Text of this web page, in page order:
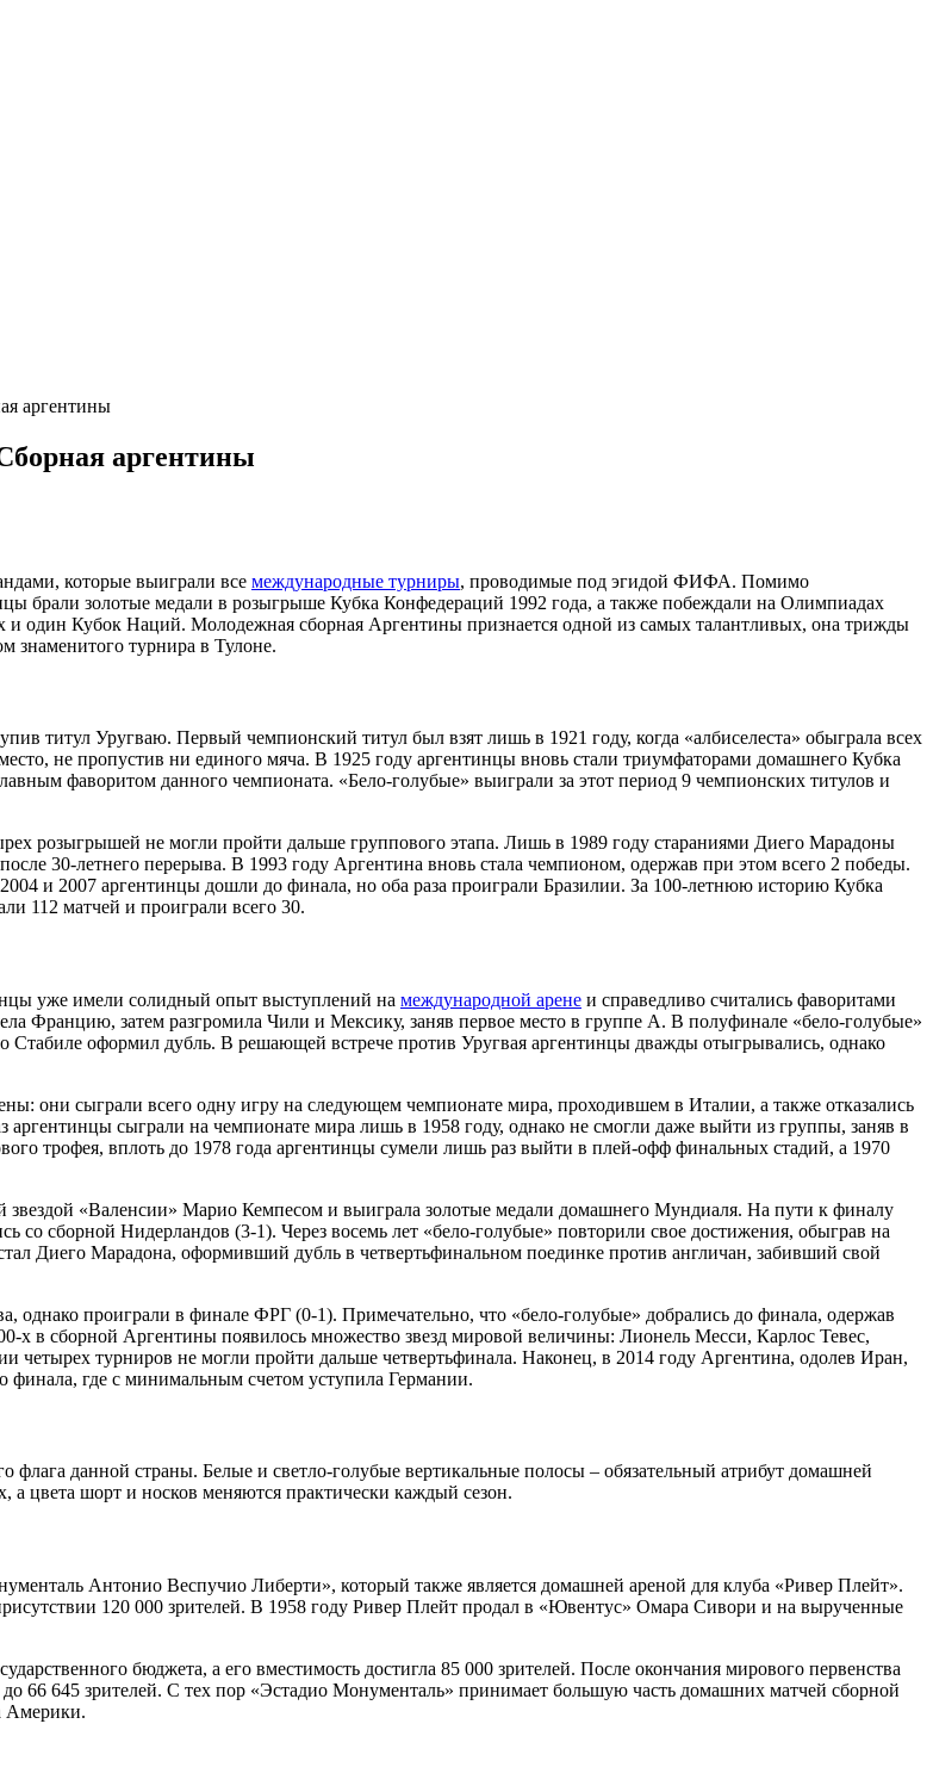
аргентины
аргентины
которые выиграли все международные турниры, проводимые под эгидой ФИФА. Помимо
брали золотые медали в розыгрыше Кубка Конфедераций 1992 года, а также побеждали на Олимпиадах
и один Кубок Наций. Молодежная сборная Аргентины признается одной из самых талантливых, она трижды
знаменитого турнира в Тулоне.
титул Уругваю. Первый чемпионский титул был взят лишь в 1921 году, когда «албиселеста» обыграла всех
не пропустив ни единого мяча. В 1925 году аргентинцы вновь стали триумфаторами домашнего Кубка
фаворитом данного чемпионата. «Бело-голубые» выиграли за этот период 9 чемпионских титулов и
розыгрышей не могли пройти дальше группового этапа. Лишь в 1989 году стараниями Диего Марадоны
30-летнего перерыва. В 1993 году Аргентина вновь стала чемпионом, одержав при этом всего 2 победы.
и 2007 аргентинцы дошли до финала, но оба раза проиграли Бразилии. За 100-летнюю историю Кубка
112 матчей и проиграли всего 30.
уже имели солидный опыт выступлений на международной арене и справедливо считались фаворитами
Францию, затем разгромила Чили и Мексику, заняв первое место в группе A. В полуфинале «бело-голубые»
оформил дубль. В решающей встрече против Уругвая аргентинцы дважды отыгрывались, однако
они сыграли всего одну игру на следующем чемпионате мира, проходившем в Италии, а также отказались
сыграли на чемпионате мира лишь в 1958 году, однако не смогли даже выйти из группы, заняв в
трофея, вплоть до 1978 года аргентинцы сумели лишь раз выйти в плей-офф финальных стадий, а 1970
звездой «Валенсии» Марио Кемпесом и выиграла золотые медали домашнего Мундиаля. На пути к финалу
сборной Нидерландов (3-1). Через восемь лет «бело-голубые» повторили свое достижения, обыграв на
Диего Марадона, оформивший дубль в четвертьфинальном поединке против англичан, забивший свой
однако проиграли в финале ФРГ (0-1). Примечательно, что «бело-голубые» добрались до финала, одержав
х в сборной Аргентины появилось множество звезд мировой величины: Лионель Месси, Карлос Тевес,
четырех турниров не могли пройти дальше четвертьфинала. Наконец, в 2014 году Аргентина, одолев Иран,
где с минимальным счетом уступила Германии.
флага данной страны. Белые и светло-голубые вертикальные полосы – обязательный атрибут домашней
а цвета шорт и носков меняются практически каждый сезон.
Антонио Веспучио Либерти», который также является домашней ареной для клуба «Ривер Плейт».
120 000 зрителей. В 1958 году Ривер Плейт продал в «Ювентус» Омара Сивори и на вырученные
бюджета, а его вместимость достигла 85 000 зрителей. После окончания мирового первенства
66 645 зрителей. С тех пор «Эстадио Монументаль» принимает большую часть домашних матчей сборной
Америки.